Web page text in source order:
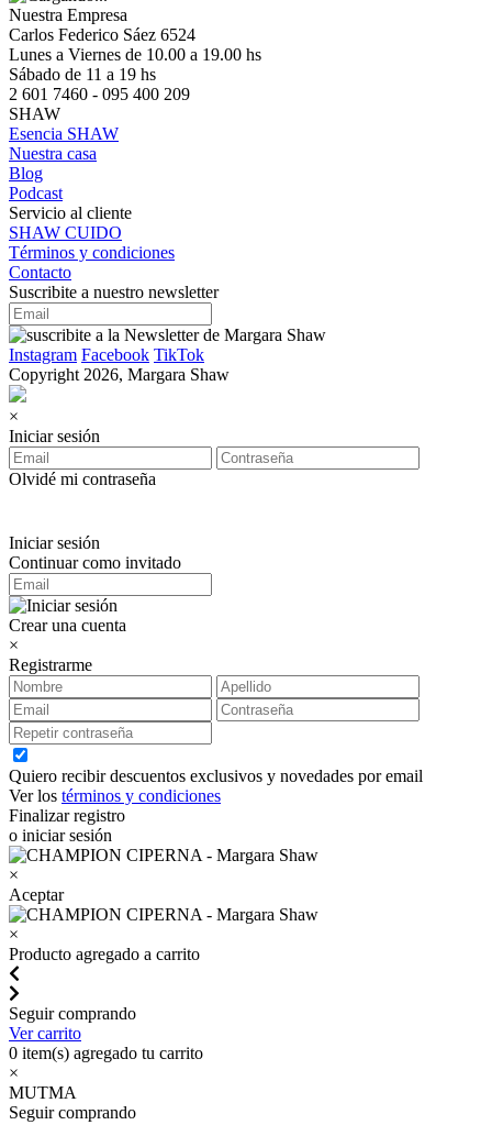
Nuestra Empresa
Carlos Federico Sáez 6524
Lunes a Viernes de 10.00 a 19.00 hs
Sábado de 11 a 19 hs
2 601 7460 - 095 400 209
SHAW
Esencia SHAW
Nuestra casa
Blog
Podcast
Servicio al cliente
SHAW CUIDO
Términos y condiciones
Contacto
Suscribite a nuestro newsletter
Instagram Facebook TikTok
Copyright 2026, Margara Shaw
×
Iniciar sesión
Olvidé mi contraseña
Iniciar sesión
Continuar como invitado
Crear una cuenta
×
Registrarme
Quiero recibir descuentos exclusivos y novedades por email
Ver los términos y condiciones
Finalizar registro
o iniciar sesión
×
Aceptar
×
Producto agregado a carrito
Seguir comprando
Ver carrito
0 item(s) agregado tu carrito
×
MUTMA
Seguir comprando